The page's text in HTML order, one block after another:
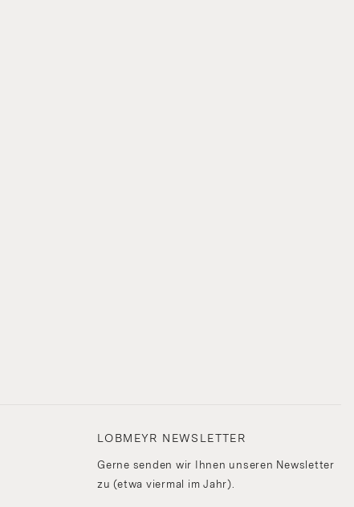
LOBMEYR NEWSLETTER
Gerne senden wir Ihnen unseren Newsletter
zu (etwa viermal im Jahr).